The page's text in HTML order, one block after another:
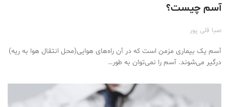
آسم چیست؟
صبا قلی پور
آسم یک بیماری مزمن است که در آن راه‌های هوایی(محل انتقال هوا به ریه)
درگیر می‌شوند. آسم را نمی‌توان به طور…